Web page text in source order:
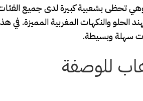
تحظى بشعبية كبيرة لدى جميع
الحلو والنكهات المغربية المميزة.
سهلة وبسيطة.
للوصفة